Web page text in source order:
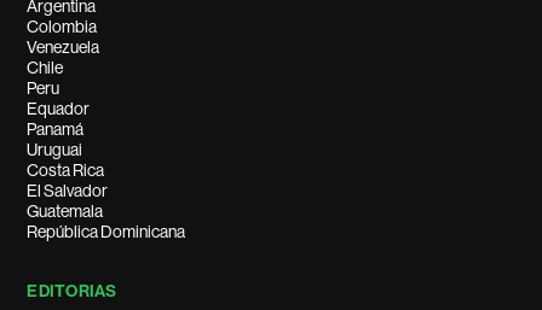
Argentina
Colombia
Venezuela
Chile
Peru
Equador
Panamá
Uruguai
Costa Rica
El Salvador
Guatemala
República Dominicana
EDITORIAS